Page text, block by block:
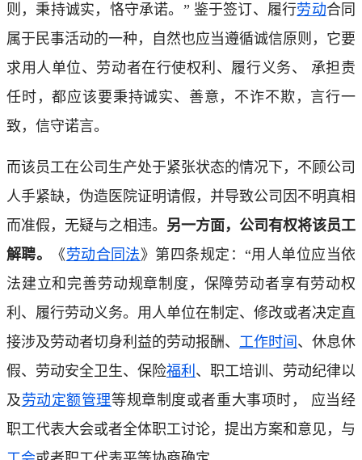
则，秉持诚实，恪守承诺。” 鉴于签订、履行劳动合同
属于民事活动的一种，自然也应当遵循诚信原则，它要
求用人单位、劳动者在行使权利、履行义务、 承担责
任时，都应该要秉持诚实、善意，不诈不欺，言行一
致，信守诺言。
而该员工在公司生产处于紧张状态的情况下，不顾公司
人手紧缺，伪造医院证明请假，并导致公司因不明真相
而准假，无疑与之相违。 另一方面，公司有权将该员工
解聘。
《劳动合同法》第四条规定：“用人单位应当依
法建立和完善劳动规章制度，保障劳动者享有劳动权
利、履行劳动义务。用人单位在制定、修改或者决定直
接涉及劳动者切身利益的劳动报酬、 工作时间 、休息休
假、劳动安全卫生、保险福利 、职工培训、劳动纪律以
及劳动定额管理等规章制度或者重大事项时， 应当经
职工代表大会或者全体职工讨论，提出方案和意见，与